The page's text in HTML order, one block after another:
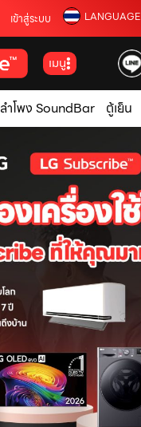
เข้าสู่ระบบ LANGUAGE
เมนู
ลำโพง SoundBar ตู้เย็น